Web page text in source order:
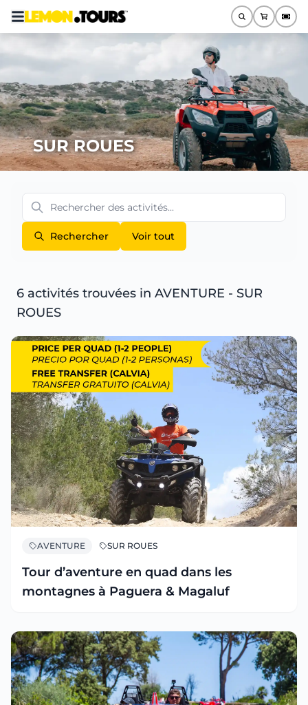
SUR ROUES
Rechercher Voir tout
6 activités trouvées in AVENTURE - SUR
ROUES
AVENTURE SUR ROUES
Tour d’aventure en quad dans les
montagnes à Paguera & Magaluf